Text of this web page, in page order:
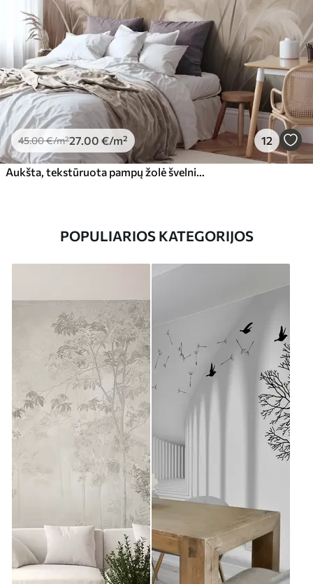
45.00€/m²27 .00 €/m² 12
POPULIARIOS KATEGORIJOS